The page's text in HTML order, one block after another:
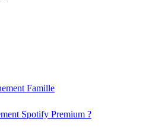
Famille
Spotify Premium ?